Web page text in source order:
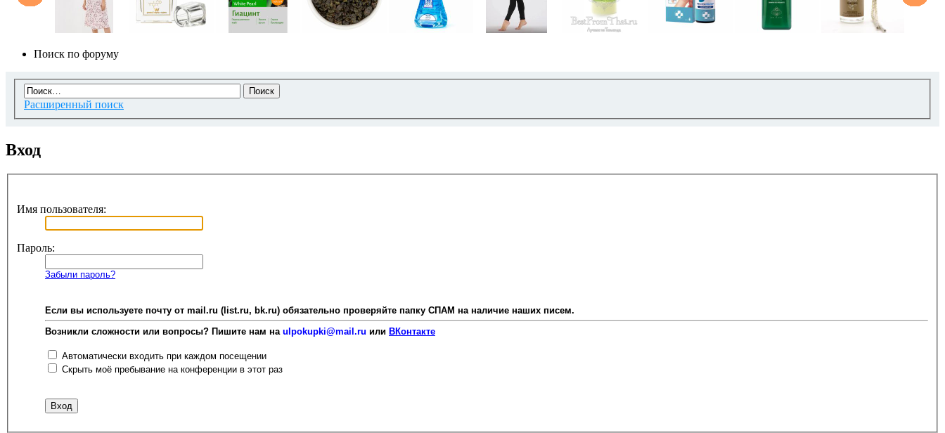
Поиск по форуму
Расширенный поиск
Вход
Имя пользователя:
Пароль:
Забыли пароль?
Если вы используете почту от mail.ru (list.ru, bk.ru) обязательно проверяйте папку СПАМ на наличие наших писем.
Возникли сложности или вопросы? Пишите нам на ulpokupki@mail.ru или ВКонтакте
Автоматически входить при каждом посещении
Скрыть моё пребывание на конференции в этот раз